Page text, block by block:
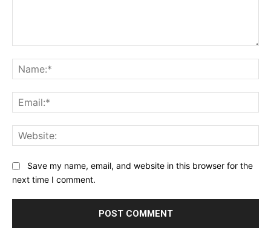
Save my name, email, and website in this browser for the
next time I comment.